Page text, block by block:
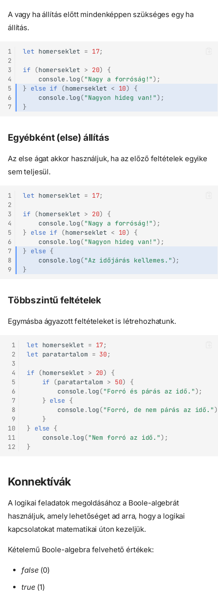
A vagy ha állítás előtt mindenképpen szükséges egy ha
állítás.
1
2
3
4
5
6
7
let homerseklet = 17;
if (homerseklet > 20)
{
console .log( "Nagy a forróság!");
} else if (homerseklet < 10)
{
console .log( "Nagyon hideg van!");
}
Egyébként (else) állítás
Az else ágat akkor használjuk, ha az előző feltételek egyike
sem teljesül.
1
2
3
4
5
6
7
8
9
let homerseklet = 17;
if (homerseklet > 20)
{
console .log( "Nagy a forróság!");
} else if (homerseklet < 10)
{
console .log( "Nagyon hideg van!");
} else {
console .log( "Az időjárás kellemes.");
}
Többszintű feltételek
Egymásba ágyazott feltételeket is létrehozhatunk.
1
2
3
4
5
6
7
8
9
10
11
12
let homerseklet = 17 ;
let paratartalom = 30 ;
if (homerseklet > 20)
{
if
(paratartalom > 50)
{
console .log( "Forró és párás az idő.");
} else {
console .log( "Forró, de nem párás az idő."
}
} else {
console .log( "Nem forró az idő.");
}
Konnektívák
A logikai feladatok megoldásához a Boole-algebrát
használjuk, amely lehetőséget ad arra, hogy a logikai
kapcsolatokat matematikai úton kezeljük.
Kételemű Boole-algebra felvehető értékek:
false (0)
true (1)